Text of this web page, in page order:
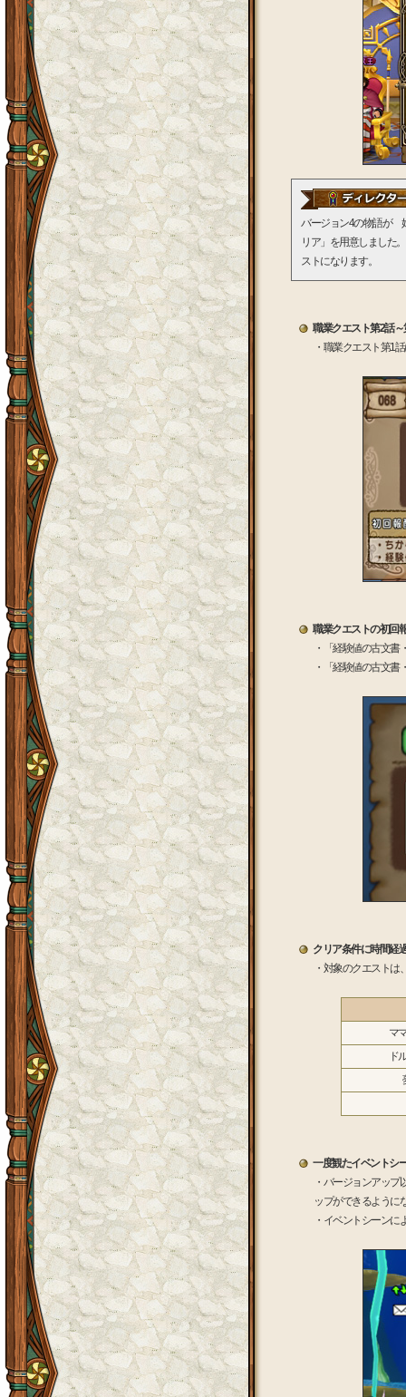
バージョン4の物語が
リア」を用意しました
ストになります。
職業クエスト第2話
・職業クエスト第1
職業クエストの初回
・「経験値の古文
・「経験値の古文
クリア条件に時間経
・対象のクエストは
マ
ド
一度観たイベントシ
・バージョンアッ
ップができるように
・イベントシーン